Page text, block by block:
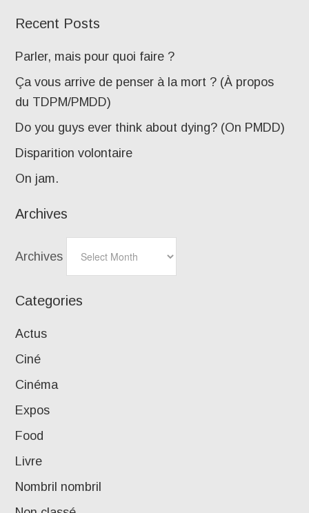
Recent Posts
Parler, mais pour quoi faire ?
Ça vous arrive de penser à la mort ? (À propos
du TDPM/PMDD)
Do you guys ever think about dying? (On PMDD)
Disparition volontaire
On jam.
Archives
Archives
Categories
Actus
Ciné
Cinéma
Expos
Food
Livre
Nombril nombril